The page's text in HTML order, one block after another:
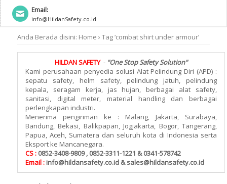
Email:
info@HildanSafety.co.id
Anda Berada disini: Home › Tag ‘combat shirt under armour’
HILDAN SAFETY- "One Stop Safety Solution"
Kami perusahaan penyedia solusi Alat Pelindung Diri (APD) :
sepatu safety, helm safety, pelindung jatuh, pelindung
kepala, seragam kerja, jas hujan, berbagai alat safety,
sanitasi, digital meter, material handling dan berbagai
perlengkapan industri.
Menerima pengiriman ke : Malang, Jakarta, Surabaya,
Bandung, Bekasi, Balikpapan, Jogjakarta, Bogor, Tangerang,
Papua, Aceh, Sumatera dan seluruh kota di Indonesia serta
Eksport ke Mancanegara.
CS : 0852-3408-9809 , 0852-3311-1221 & 0341-578742
Email : info@hildansafety.co.id & sales@hildansafety.co.id